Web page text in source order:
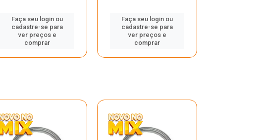
Faça seu login ou
cadastre-se para
ver preços e
comprar
Faça seu login ou
cadastre-se para
ver preços e
comprar